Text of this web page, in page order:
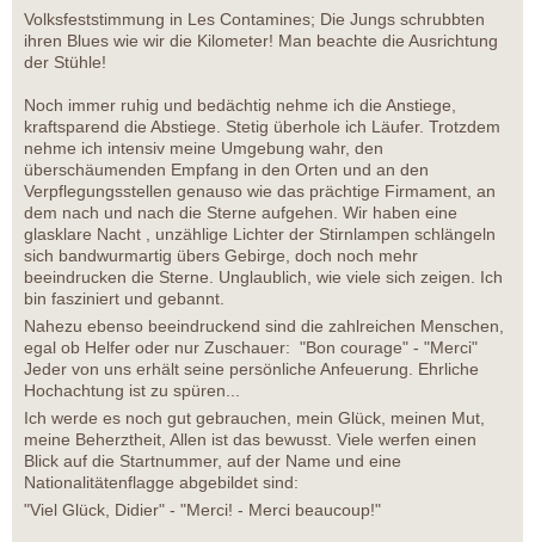
Volksfeststimmung in Les Contamines; Die Jungs schrubbten
ihren Blues wie wir die Kilometer! Man beachte die Ausrichtung
der Stühle!
Noch immer ruhig und bedächtig nehme ich die Anstiege,
kraftsparend die Abstiege. Stetig überhole ich Läufer. Trotzdem
nehme ich intensiv meine Umgebung wahr, den
überschäumenden Empfang in den Orten und an den
Verpflegungsstellen genauso wie das prächtige Firmament, an
dem nach und nach die Sterne aufgehen. Wir haben eine
glasklare Nacht , unzählige Lichter der Stirnlampen schlängeln
sich bandwurmartig übers Gebirge, doch noch mehr
beeindrucken die Sterne. Unglaublich, wie viele sich zeigen. Ich
bin fasziniert und gebannt.
Nahezu ebenso beeindruckend sind die zahlreichen Menschen,
egal ob Helfer oder nur Zuschauer: "Bon courage" - "Merci"
Jeder von uns erhält seine persönliche Anfeuerung. Ehrliche
Hochachtung ist zu spüren...
Ich werde es noch gut gebrauchen, mein Glück, meinen Mut,
meine Beherztheit, Allen ist das bewusst. Viele werfen einen
Blick auf die Startnummer, auf der Name und eine
Nationalitätenflagge abgebildet sind:
"Viel Glück, Didier" - "Merci! - Merci beaucoup!"